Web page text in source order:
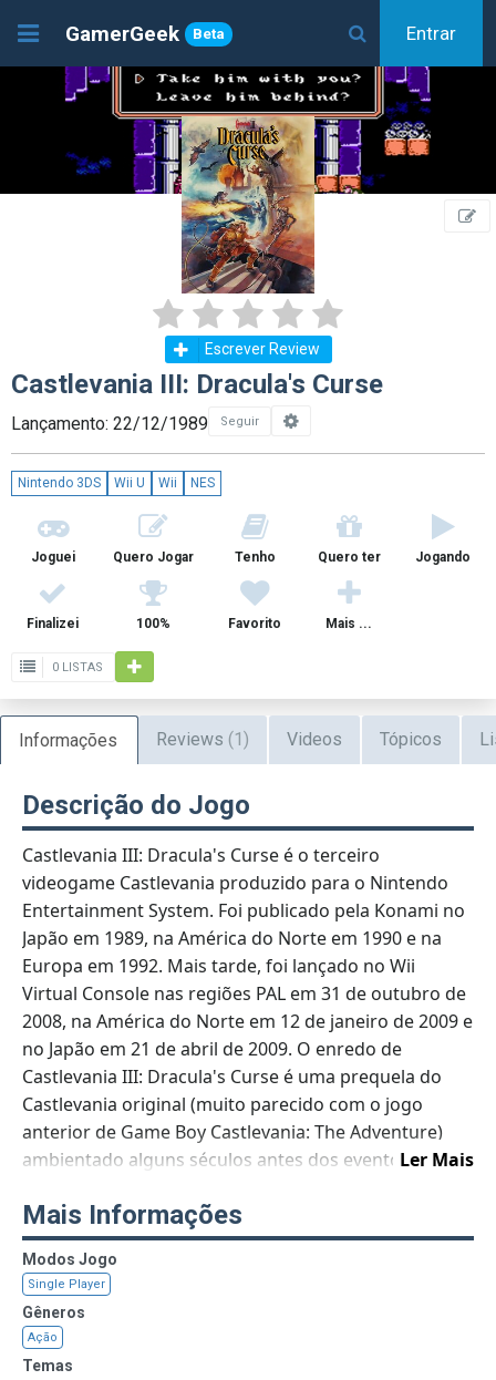
GamerGeek Beta Entrar
Escrever Review
Castlevania III: Dracula's Curse
Lançamento: 22/12/1989 Seguir
Nintendo 3DS Wii U Wii NES
Joguei Quero Jogar Tenho Quero ter Jogando
Finalizei 100% Favorito Mais ...
0 LISTAS
Informações Reviews (1) Videos Tópicos
Descrição do Jogo
Ler Mais
Castlevania III: Dracula's Curse é o terceiro
videogame Castlevania produzido para o Nintendo
Entertainment System. Foi publicado pela Konami no
Japão em 1989, na América do Norte em 1990 e na
Europa em 1992. Mais tarde, foi lançado no Wii
Virtual Console nas regiões PAL em 31 de outubro de
2008, na América do Norte em 12 de janeiro de 2009 e
no Japão em 21 de abril de 2009. O enredo de
Castlevania III: Dracula's Curse é uma prequela do
Castlevania original (muito parecido com o jogo
anterior de Game Boy Castlevania: The Adventure)
ambientado alguns séculos antes dos eventos do
Belmont, um ancestral do herói original Simon
Belmont.
Mais Informações
Modos Jogo
Single Player
Gêneros
Ação
Temas